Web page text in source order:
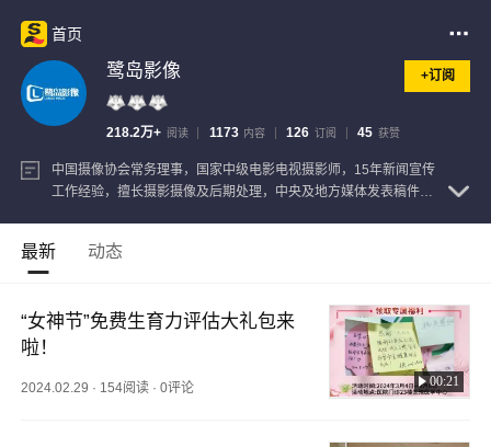
首页
鹭岛影像 +订阅
218.2万+ 阅读 1173 内容 126 订阅 45 获赞
中国摄像协会常务理事，国家中级电影电视摄影师，15年新闻宣传
工作经验，擅长摄影摄像及后期处理，中央及地方媒体发表稿件
最新 动态
“女神节”免费生育力评估大礼包来
啦！
00:21
2024.02.29 · 154阅读 ·0评论